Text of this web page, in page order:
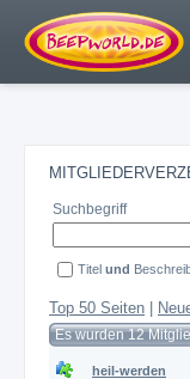
Suchbegriff
Titel und
Top 50 Seiten
Es wurden 12
heil-werden